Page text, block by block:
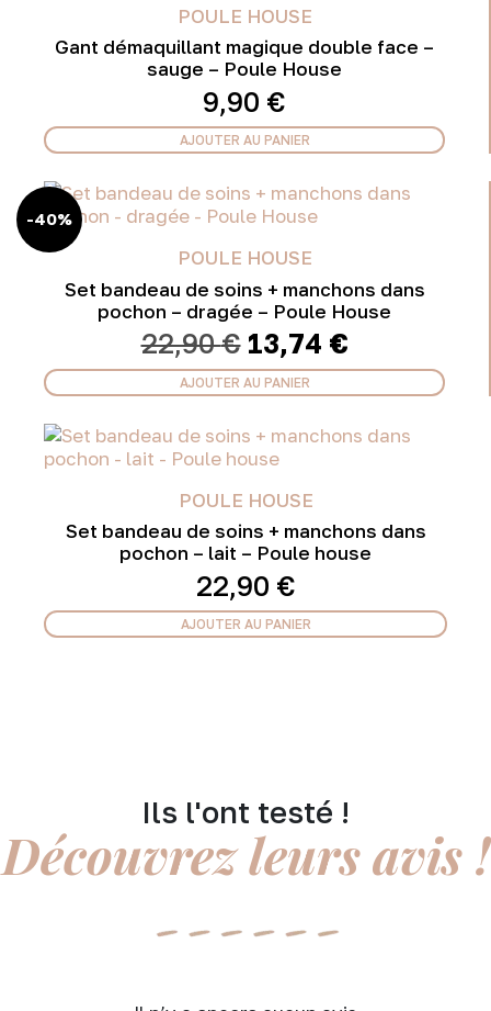
POULE HOUSE
Gant démaquillant magique double face –
sauge – Poule House
9,90 €
AJOUTER AU PANIER
-40%
POULE HOUSE
Set bandeau de soins + manchons dans
pochon – dragée – Poule House
22,90€ Le
prix
initial
22,90 €.
13,74 €Le
prix
actuel
13,74 €.
AJOUTER AU PANIER
POULE HOUSE
Set bandeau de soins + manchons dans
pochon – lait – Poule house
22,90 €
AJOUTER AU PANIER
Ils l'ont testé !
Découvrez leurs avis !